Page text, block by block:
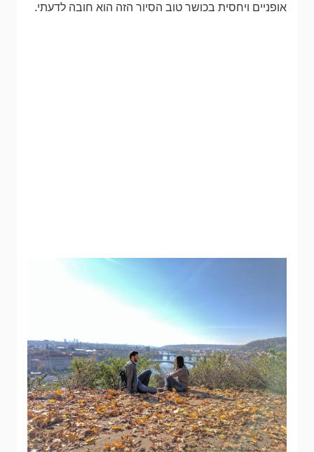
אופניים ויחסית בכושר טוב הסיור הזה הוא חובה לדעתי.